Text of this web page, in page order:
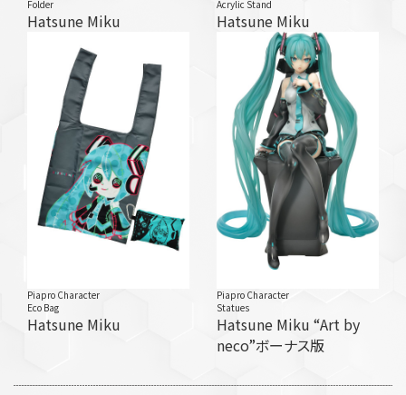
Folder
Hatsune Miku
Acrylic Stand
Hatsune Miku
Piapro Character
Eco Bag
Hatsune Miku
Piapro Character
Statues
Hatsune Miku “Art by
neco”ボーナス版